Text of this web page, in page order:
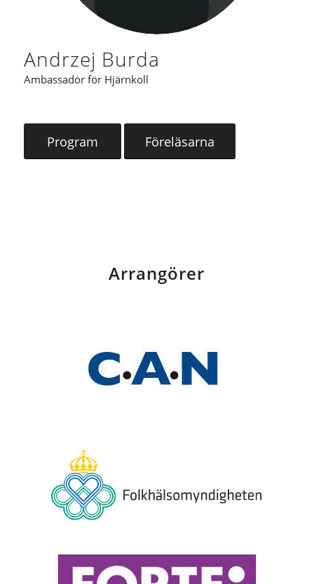
Andrzej Burda
Ambassadör för Hjärnkoll
Program Föreläsarna
Arrangörer